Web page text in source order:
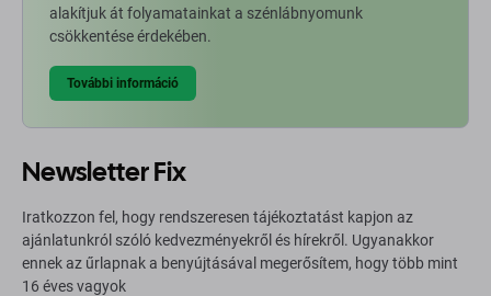
alakítjuk át folyamatainkat a szénlábnyomunk
csökkentése érdekében.
További információ
Newsletter Fix
Iratkozzon fel, hogy rendszeresen tájékoztatást kapjon az
ajánlatunkról szóló kedvezményekről és hírekről. Ugyanakkor
ennek az űrlapnak a benyújtásával megerősítem, hogy több mint
16 éves vagyok